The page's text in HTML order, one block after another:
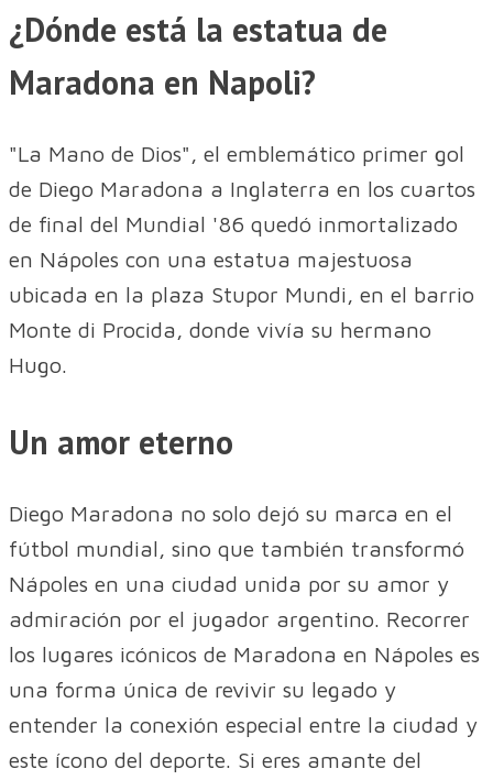
¿Dónde está la estatua de
Maradona en Napoli?
"La Mano de Dios", el emblemático primer gol
de Diego Maradona a Inglaterra en los cuartos
de final del Mundial '86 quedó inmortalizado
en Nápoles con una estatua majestuosa
ubicada en la plaza Stupor Mundi, en el barrio
Monte di Procida, donde vivía su hermano
Hugo.
Un amor eterno
Diego Maradona no solo dejó su marca en el
fútbol mundial, sino que también transformó
Nápoles en una ciudad unida por su amor y
admiración por el jugador argentino. Recorrer
los lugares icónicos de Maradona en Nápoles es
una forma única de revivir su legado y
entender la conexión especial entre la ciudad y
este ícono del deporte. Si eres amante del